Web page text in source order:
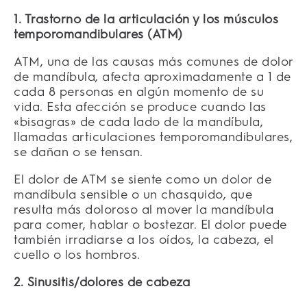
1. Trastorno de la articulación y los músculos
temporomandibulares (ATM)
ATM, una de las causas más comunes de dolor
de mandíbula, afecta aproximadamente a 1 de
cada 8 personas en algún momento de su
vida. Esta afección se produce cuando las
«bisagras» de cada lado de la mandíbula,
llamadas articulaciones temporomandibulares,
se dañan o se tensan.
El dolor de ATM se siente como un dolor de
mandíbula sensible o un chasquido, que
resulta más doloroso al mover la mandíbula
para comer, hablar o bostezar. El dolor puede
también irradiarse a los oídos, la cabeza, el
cuello o los hombros.
2. Sinusitis/dolores de cabeza